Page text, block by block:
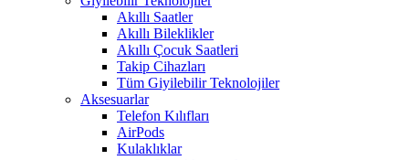
Akıllı Saatler
Akıllı Bileklikler
Akıllı Çocuk Saatleri
Takip Cihazları
Tüm Giyilebilir Teknolojiler
Aksesuarlar
Telefon Kılıfları
AirPods
Kulaklıklar